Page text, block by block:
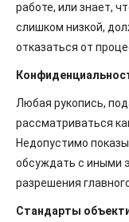
работе, или знает,
слишком низкой,
отказаться от
Любая рукопись,
рассматриваться
Недопустимо
обсуждать с иными
разрешения
Стандарты